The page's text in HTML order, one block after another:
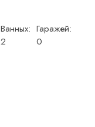
Ванных:
2
Гаражей:
0